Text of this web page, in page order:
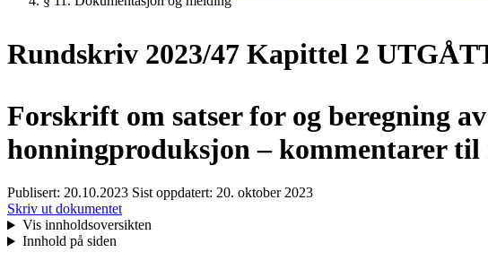
Rundskriv 2023/47 Kapittel 2
Forskrift om satser for og beregning
honningproduksjon – kommentarer til
Publisert: 20.10.2023 Sist oppdatert: 20. oktober 2023
Skriv ut dokumentet
Vis innholdsoversikten
Innhold på siden